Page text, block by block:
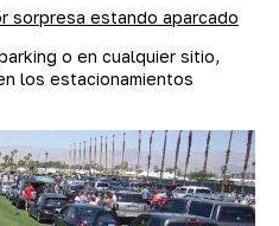
sorpresa estando aparcado
o en cualquier sitio,
los estacionamientos